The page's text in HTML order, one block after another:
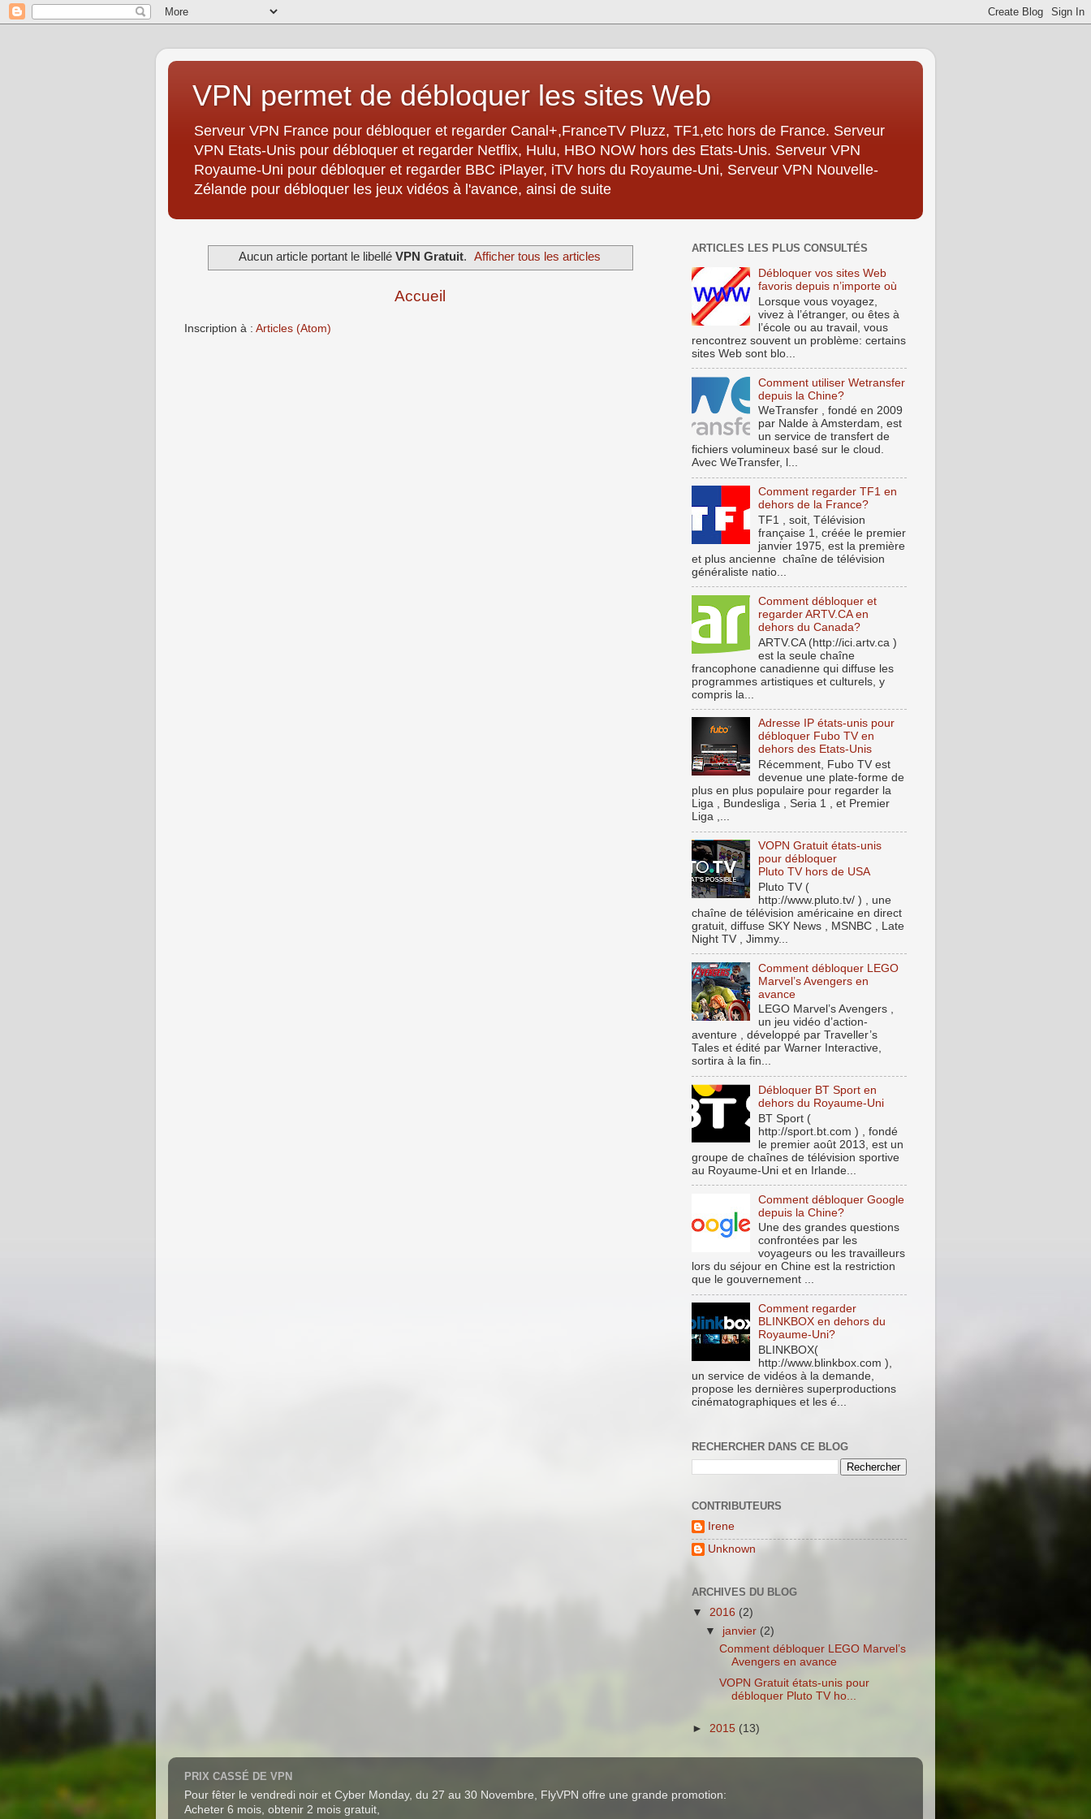
VPN permet de débloquer les sites Web
Serveur VPN France pour débloquer et regarder Canal+,FranceTV Pluzz, TF1,etc hors de France. Serveur
VPN Etats-Unis pour débloquer et regarder Netflix, Hulu, HBO NOW hors des Etats-Unis. Serveur VPN
Royaume-Uni pour débloquer et regarder BBC iPlayer, iTV hors du Royaume-Uni, Serveur VPN Nouvelle-
Zélande pour débloquer les jeux vidéos à l'avance, ainsi de suite
Aucun article portant le libellé VPN Gratuit. Afficher tous les articles
Accueil
Inscription à : Articles (Atom)
ARTICLES LES PLUS CONSULTÉS
Débloquer vos sites Web
favoris depuis n’importe où
Lorsque vous voyagez,
vivez à l’étranger, ou êtes à
l’école ou au travail, vous
rencontrez souvent un problème: certains
sites Web sont blo...
Comment utiliser Wetransfer
depuis la Chine?
WeTransfer , fondé en 2009
par Nalde à Amsterdam, est
un service de transfert de
fichiers volumineux basé sur le cloud.
Avec WeTransfer, l...
Comment regarder TF1 en
dehors de la France?
TF1 , soit, Télévision
française 1, créée le premier
janvier 1975, est la première
et plus ancienne chaîne de télévision
généraliste natio...
Comment débloquer et
regarder ARTV.CA en
dehors du Canada?
ARTV.CA (http://ici.artv.ca )
est la seule chaîne
francophone canadienne qui diffuse les
programmes artistiques et culturels, y
compris la...
Adresse IP états-unis pour
débloquer Fubo TV en
dehors des Etats-Unis
Récemment, Fubo TV est
devenue une plate-forme de
plus en plus populaire pour regarder la
Liga , Bundesliga , Seria 1 , et Premier
Liga ,...
VOPN Gratuit états-unis
pour débloquer
Pluto TV hors de USA
Pluto TV (
http://www.pluto.tv/ ) , une
chaîne de télévision américaine en direct
gratuit, diffuse SKY News , MSNBC , Late
Night TV , Jimmy...
Comment débloquer LEGO
Marvel’s Avengers en
avance
LEGO Marvel’s Avengers ,
un jeu vidéo d’action-
aventure , développé par Traveller’s
Tales et édité par Warner Interactive,
sortira à la fin...
Débloquer BT Sport en
dehors du Royaume-Uni
BT Sport (
http://sport.bt.com ) , fondé
le premier août 2013, est un
groupe de chaînes de télévision sportive
au Royaume-Uni et en Irlande...
Comment débloquer Google
depuis la Chine?
Une des grandes questions
confrontées par les
voyageurs ou les travailleurs
lors du séjour en Chine est la restriction
que le gouvernement ...
Comment regarder
BLINKBOX en dehors du
Royaume-Uni?
BLINKBOX(
http://www.blinkbox.com ),
un service de vidéos à la demande,
propose les dernières superproductions
cinématographiques et les é...
RECHERCHER DANS CE BLOG
CONTRIBUTEURS
Irene
Unknown
ARCHIVES DU BLOG
▼ 2016 (2)
▼ janvier (2)
Comment débloquer LEGO Marvel’s
Avengers en avance
VOPN Gratuit états-unis pour
débloquer Pluto TV ho...
► 2015 (13)
PRIX CASSÉ DE VPN
Pour fêter le vendredi noir et Cyber Monday, du 27 au 30 Novembre, FlyVPN offre une grande promotion:
Acheter 6 mois, obtenir 2 mois gratuit,